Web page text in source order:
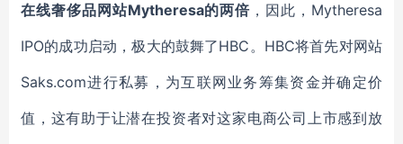
在线奢侈品网站Mytheresa的两倍 ， 因此， Mytheresa
IPO的成功启动，极大的鼓舞了HBC。 HBC将首先对网站
Saks.com进行私募，为互联网业务筹集资金并确定价
值，这有助于让潜在投资者对这家电商公司上市感到放